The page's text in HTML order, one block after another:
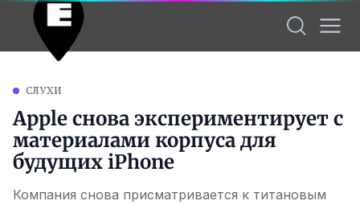
СЛУХИ
Apple снова экспериментирует с
материалами корпуса для
будущих iPhone
Компания снова присматривается к титановым